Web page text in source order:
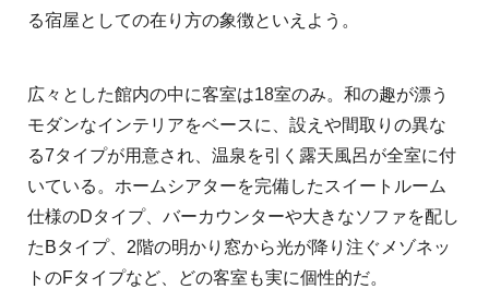
る宿屋としての在り方の象徴といえよう。
広々とした館内の中に客室は18室のみ。和の趣が漂う
モダンなインテリアをベースに、設えや間取りの異な
る7タイプが用意され、温泉を引く露天風呂が全室に付
いている。ホームシアターを完備したスイートルーム
仕様のDタイプ、バーカウンターや大きなソファを配し
たBタイプ、2階の明かり窓から光が降り注ぐメゾネッ
トのFタイプなど、どの客室も実に個性的だ。